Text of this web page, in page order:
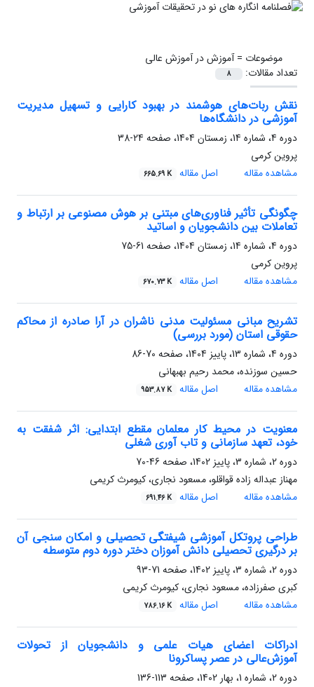
موضوعات =آموزش در آموزش عالی
تعداد مقالات:
8
نقش ربات‌های هوشمند در بهبود کارایی و تسهیل مدیریت
آموزشی در دانشگاه‌ها
دوره 4، شماره 14، زمستان 1404، صفحه
24-38
پروین کرمی
مشاهده مقاله
اصل مقاله 665.69 K
چگونگی تأثیر فناوری‌های مبتنی بر هوش مصنوعی بر ارتباط و
تعاملات بین دانشجویان و اساتید
دوره 4، شماره 14، زمستان 1404، صفحه
61-75
پروین کرمی
مشاهده مقاله
اصل مقاله 670.73 K
تشریح مبانی مسئولیت مدنی ناشران در آرا صادره از محاکم
حقوقی استان (مورد بررسی)
دوره 4، شماره 13، پاییز 1404، صفحه
70-86
حسین سوزنده، محمد رحیم بهبهانی
مشاهده مقاله
اصل مقاله 953.87 K
معنویت در محیط کار معلمان مقطع ابتدایی: اثر شفقت به
خود، تعهد سازمانی و تاب آوری شغلی
دوره 2، شماره 3، پاییز 1402، صفحه
46-70
مهناز عبداله زاده قواقلو، مسعود نجاری، کیومرث کریمی
مشاهده مقاله
اصل مقاله 691.46 K
طراحی پروتکل آموزشی شیفتگی تحصیلی و امکان سنجی آن
بر درگیری تحصیلی دانش آموزان دختر دوره دوم متوسطه
دوره 2، شماره 3، پاییز 1402، صفحه
71-93
کبری صفرزاده، مسعود نجاری، کیومرث کریمی
مشاهده مقاله
اصل مقاله 786.16 K
ادراکات اعضای هیات علمی و دانشجویان از تحولات
آموزش‌عالی در عصر پساکرونا
دوره 2، شماره 1، بهار 1402، صفحه
113-136